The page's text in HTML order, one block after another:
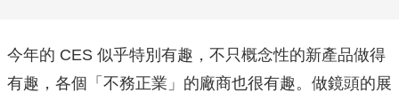
今年的 CES 似乎特別有趣，不只概念性的新產品做得
有趣，各個「不務正業」的廠商也很有趣。做鏡頭的展